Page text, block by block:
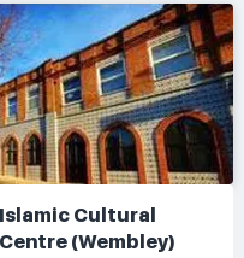
Islamic Cultural
Centre (Wembley)